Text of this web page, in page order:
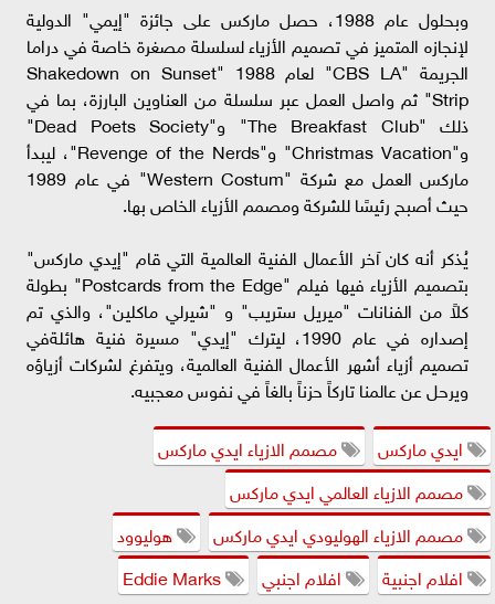
وبحلول عام 1988، حصل ماركس على جائزة "إيمي" الدولية
لإنجازه المتميز في تصميم الأزياء لسلسلة مصغرة خاصة في دراما
الجريمة "CBS LA" لعام 1988 "Shakedown on Sunset
Strip" ثم واصل العمل عبر سلسلة من العناوين البارزة، بما في
ذلك "The Breakfast Club" و"Dead Poets Society"
و"Christmas Vacation" و"Revenge of the Nerds"، ليبدأ
ماركس العمل مع شركة "Western Costum" في عام 1989
حيث أصبح رئيسًا للشركة ومصمم الأزياء الخاص بها.
يُذكر أنه كان آخر الأعمال الفنية العالمية التي قام "إيدي ماركس"
بتصميم الأزياء فيها فيلم "Postcards from the Edge" بطولة
كلاً من الفنانات "ميريل ستريپ" و "شيرلي ماكلين"، والذي تم
إصداره في عام 1990، ليترك "إيدي" مسيرة فنية هائلةفي
تصميم أزياء أشهر الأعمال الفنية العالمية، ويتفرغ لشركات أزياؤه
ويرحل عن عالمنا تاركاً حزناً بالغاً في نفوس معجبيه.
ايدي ماركس
مصمم الازياء ايدي ماركس
مصمم الازياء العالمي ايدي ماركس
مصمم الازياء الهوليودي ايدي ماركس
هوليوود
افلام اجنبية
افلام اجنبي